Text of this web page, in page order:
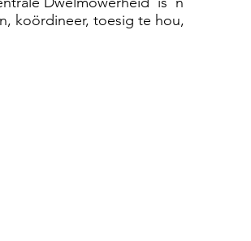
koördineer, toesig te hou,